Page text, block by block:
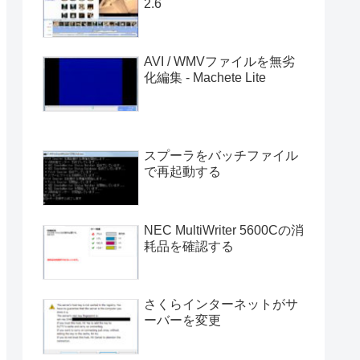
2.6
AVI / WMVファイルを無劣
化編集 - Machete Lite
スプーラをバッチファイル
で再起動する
NEC MultiWriter 5600Cの消
耗品を確認する
さくらインターネットがサ
ーバーを変更